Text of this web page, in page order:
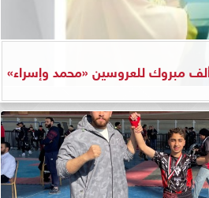
ألف مبروك للعروسين «محمد وإسراء»